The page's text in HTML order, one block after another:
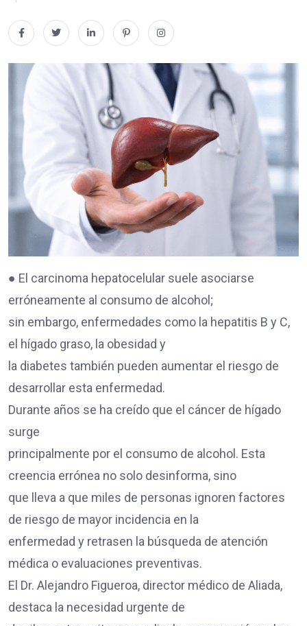
● El carcinoma hepatocelular suele asociarse
erróneamente al consumo de alcohol;
sin embargo, enfermedades como la hepatitis B y C,
el hígado graso, la obesidad y
la diabetes también pueden aumentar el riesgo de
desarrollar esta enfermedad.
Durante años se ha creído que el cáncer de hígado
surge
principalmente por el consumo de alcohol. Esta
creencia errónea no solo desinforma, sino
que lleva a que miles de personas ignoren factores
de riesgo de mayor incidencia en la
enfermedad y retrasen la búsqueda de atención
médica o evaluaciones preventivas.
El Dr. Alejandro Figueroa, director médico de Aliada,
destaca la necesidad urgente de